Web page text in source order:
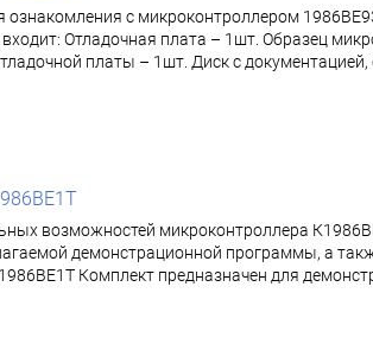
с микроконтроллером
Отладочная плата – 1шт. Образец
платы – 1шт. Диск с
возможностей микроконтроллера
демонстрационной программы, а
Комплект предназначен для